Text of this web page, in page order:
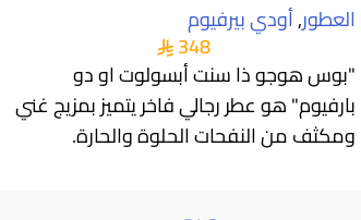
العطور,أودي بيرفيوم
348
"بوس هوجو ذا سنت أبسولوت او دو
بارفيوم" هو عطر رجالي فاخر يتميز بمزيج غني
ومكثف من النفحات الحلوة والحارة.